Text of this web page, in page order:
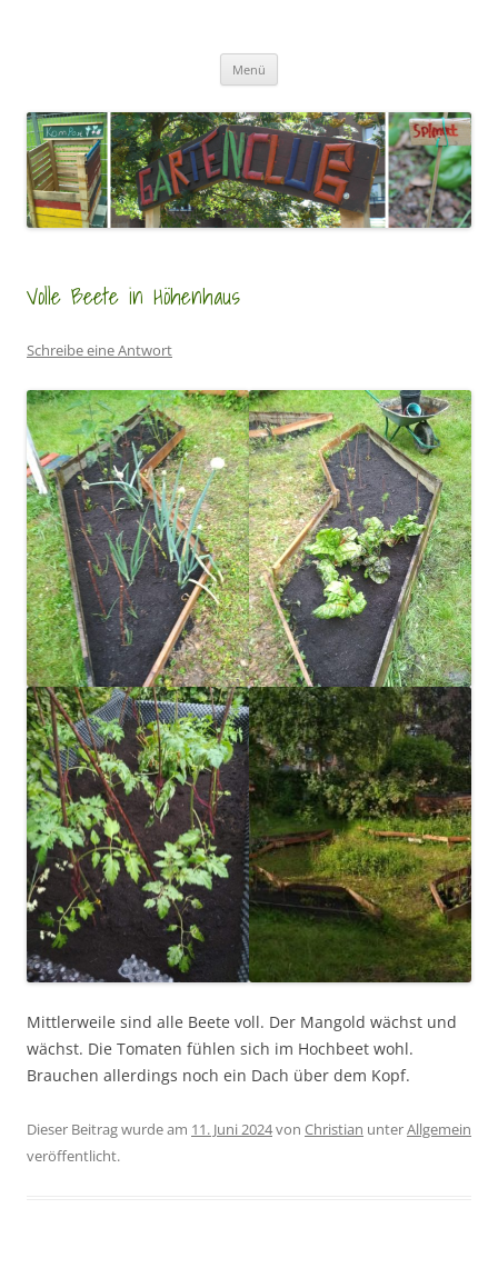
Menü
Volle Beete in Höhenhaus
Schreibe eine Antwort
Mittlerweile sind alle Beete voll. Der Mangold wächst und
wächst. Die Tomaten fühlen sich im Hochbeet wohl.
Brauchen allerdings noch ein Dach über dem Kopf.
Dieser Beitrag wurde am 11. Juni 2024von Christian unterAllgemein
veröffentlicht.